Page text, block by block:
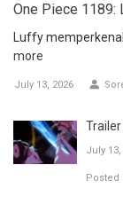
One Piece 1189:
Luffy
more
July 13, 2026
Trailer
July 13,
Posted